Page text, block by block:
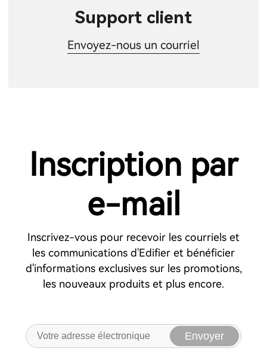
Support client
Envoyez-nous un courriel
Inscription par
e-mail
Inscrivez-vous pour recevoir les courriels et
les communications d'Edifier et bénéficier
d'informations exclusives sur les promotions,
les nouveaux produits et plus encore.
Envoyer